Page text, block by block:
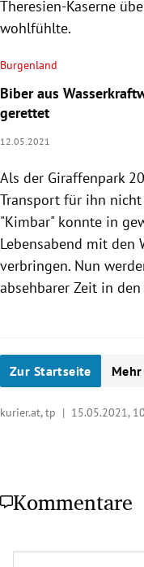
Theresien-Kaserne
wohlfühlte.
Burgenland
Biber aus
gerettet
12.05.2021
Als der Giraffenpark
Transport für ihn
"Kimbar" konnte in
Lebensabend mit den
verbringen. Nun
absehbarer Zeit in
Zur Startseite
kurier.at, tp | 15.05.2021,
Kommentare